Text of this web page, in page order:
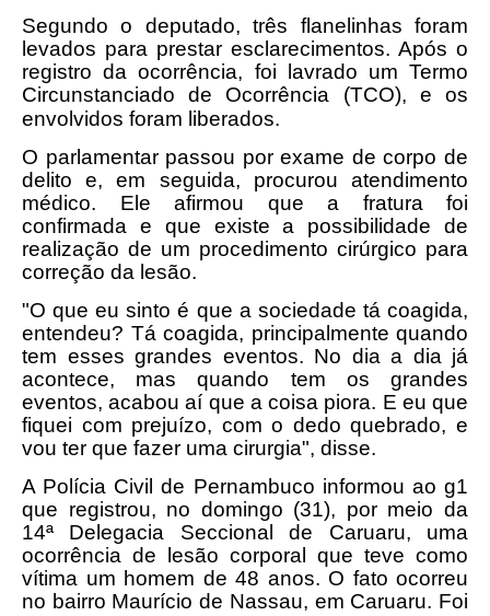
Segundo o deputado, três flanelinhas foram
levados para prestar esclarecimentos. Após o
registro da ocorrência, foi lavrado um Termo
Circunstanciado de Ocorrência (TCO), e os
envolvidos foram liberados.
O parlamentar passou por exame de corpo de
delito e, em seguida, procurou atendimento
médico. Ele afirmou que a fratura foi
confirmada e que existe a possibilidade de
realização de um procedimento cirúrgico para
correção da lesão.
"O que eu sinto é que a sociedade tá coagida,
entendeu? Tá coagida, principalmente quando
tem esses grandes eventos. No dia a dia já
acontece, mas quando tem os grandes
eventos, acabou aí que a coisa piora. E eu que
fiquei com prejuízo, com o dedo quebrado, e
vou ter que fazer uma cirurgia", disse.
A Polícia Civil de Pernambuco informou ao g1
que registrou, no domingo (31), por meio da
14ª Delegacia Seccional de Caruaru, uma
ocorrência de lesão corporal que teve como
vítima um homem de 48 anos. O fato ocorreu
no bairro Maurício de Nassau, em Caruaru. Foi